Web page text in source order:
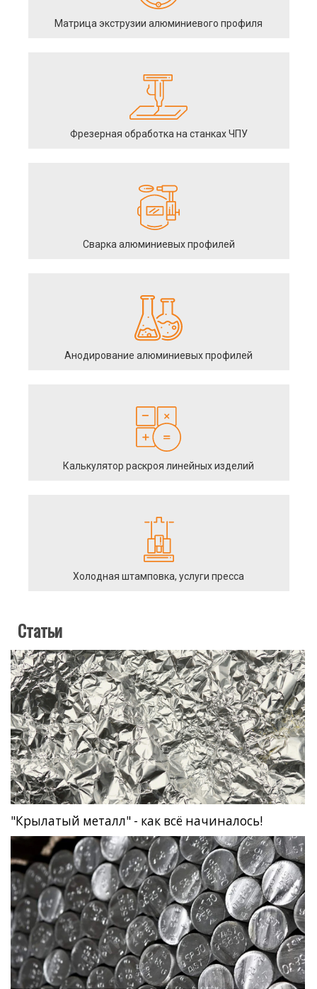
Матрица экструзии алюминиевого профиля
Фрезерная обработка на станках ЧПУ
Сварка алюминиевых профилей
Анодирование алюминиевых профилей
Калькулятор раскроя линейных изделий
Холодная штамповка, услуги пресса
Статьи
"Крылатый металл" - как всё начиналось!